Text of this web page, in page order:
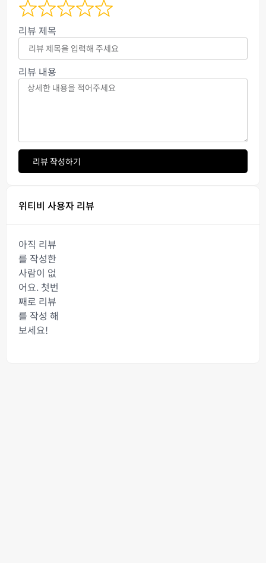
리뷰 제목
리뷰 내용
리뷰 작성하기
위티비 사용자 리뷰
아직 리뷰
를 작성한
사람이 없
어요. 첫번
째로 리뷰
를 작성 해
보세요!